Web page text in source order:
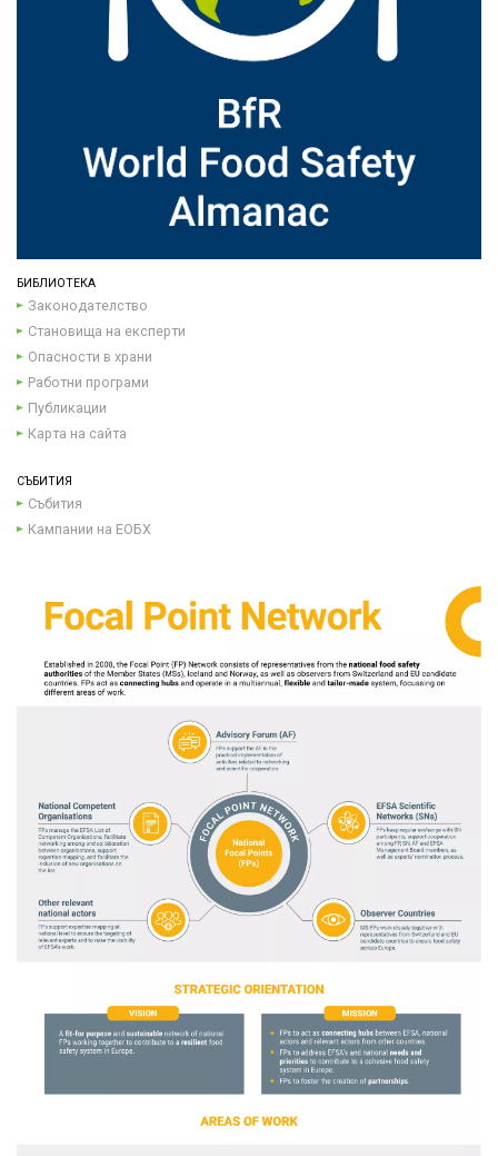
БИБЛИОТЕКА
Законодателство
Становища на експерти
Опасности в храни
Работни програми
Публикации
Карта на сайта
СЪБИТИЯ
Събития
Кампании на ЕОБХ